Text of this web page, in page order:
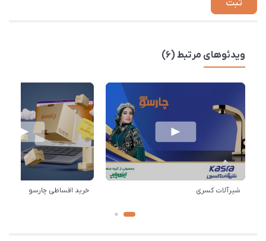
ویدئوهای مرتبط (6)
شیرآلات کسری خرید اقساطی چارسو